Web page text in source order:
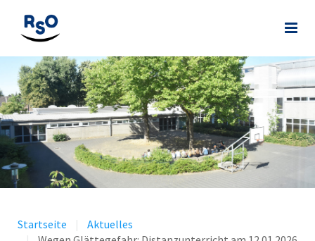
Startseite
Aktuelles